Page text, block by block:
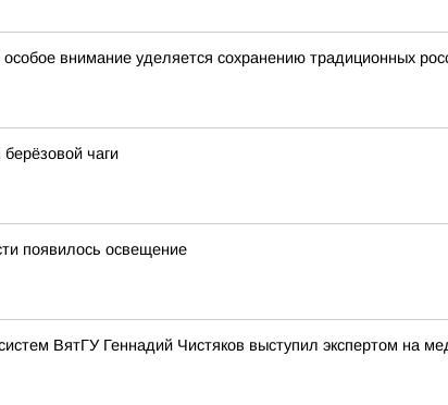
внимание уделяется сохранению традиционных
чаги
появилось освещение
ВятГУ Геннадий Чистяков выступил экспертом на